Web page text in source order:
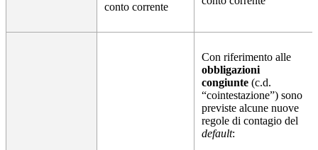
conto corrente
Con riferimento alle
obbligazioni
congiunte (c.d.
“cointestazione”) sono
previste alcune nuove
regole di contagio del
default: